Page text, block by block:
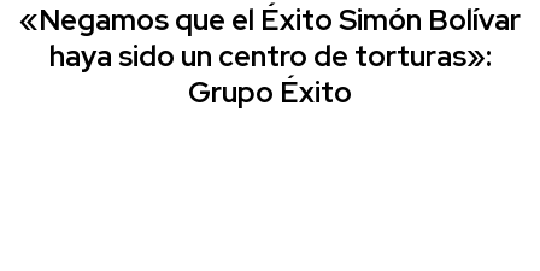
«Negamos que el Éxito Simón Bolívar
haya sido un centro de torturas»:
Grupo Éxito